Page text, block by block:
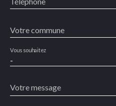
Votre commune
-
Vous souhaitez
Votre message